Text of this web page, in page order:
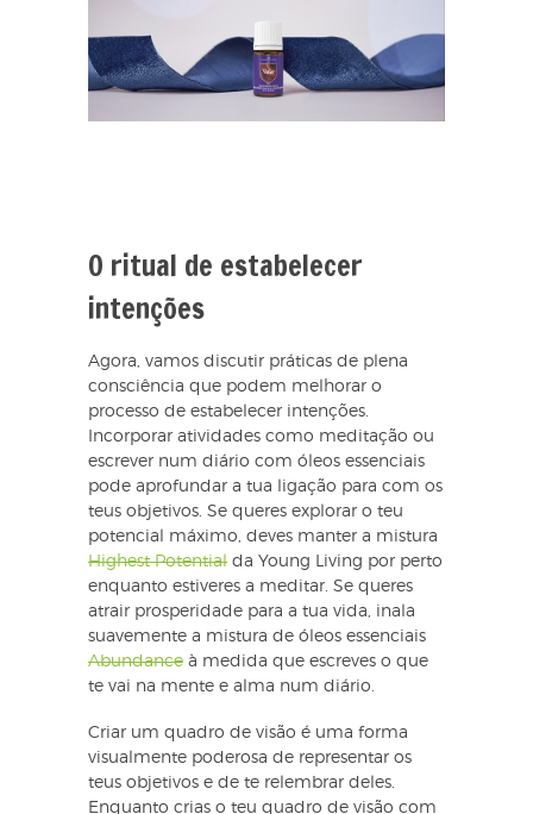
O ritual de estabelecer
intenções
Agora, vamos discutir práticas de plena
consciência que podem melhorar o
processo de estabelecer intenções.
Incorporar atividades como meditação ou
escrever num diário com óleos essenciais
pode aprofundar a tua ligação para com os
teus objetivos. Se queres explorar o teu
potencial máximo, deves manter a mistura
Highest Potential da Young Living por perto
enquanto estiveres a meditar. Se queres
atrair prosperidade para a tua vida, inala
suavemente a mistura de óleos essenciais
Abundance à medida que escreves o que
te vai na mente e alma num diário.
Criar um quadro de visão é uma forma
visualmente poderosa de representar os
teus objetivos e de te relembrar deles.
Enquanto crias o teu quadro de visão com